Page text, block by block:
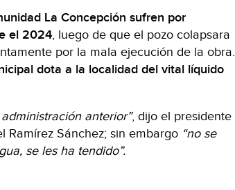
La Concepción sufren por
el 2024, luego de que el pozo colapsara
por la mala ejecución de la obra.
dota a la localidad del vital líquido
anterior”, dijo el presidente
Ramírez Sánchez; sin embargo “no se
se les ha tendido”.